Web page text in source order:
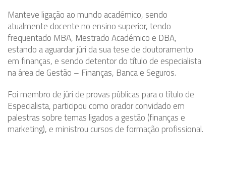
Manteve ligação ao mundo académico, sendo
atualmente docente no ensino superior, tendo
frequentado MBA, Mestrado Académico e DBA,
estando a aguardar júri da sua tese de doutoramento
em finanças, e sendo detentor do título de especialista
na área de Gestão – Finanças, Banca e Seguros.
Foi membro de júri de provas públicas para o título de
Especialista, participou como orador convidado em
palestras sobre temas ligados a gestão (finanças e
marketing), e ministrou cursos de formação profissional.